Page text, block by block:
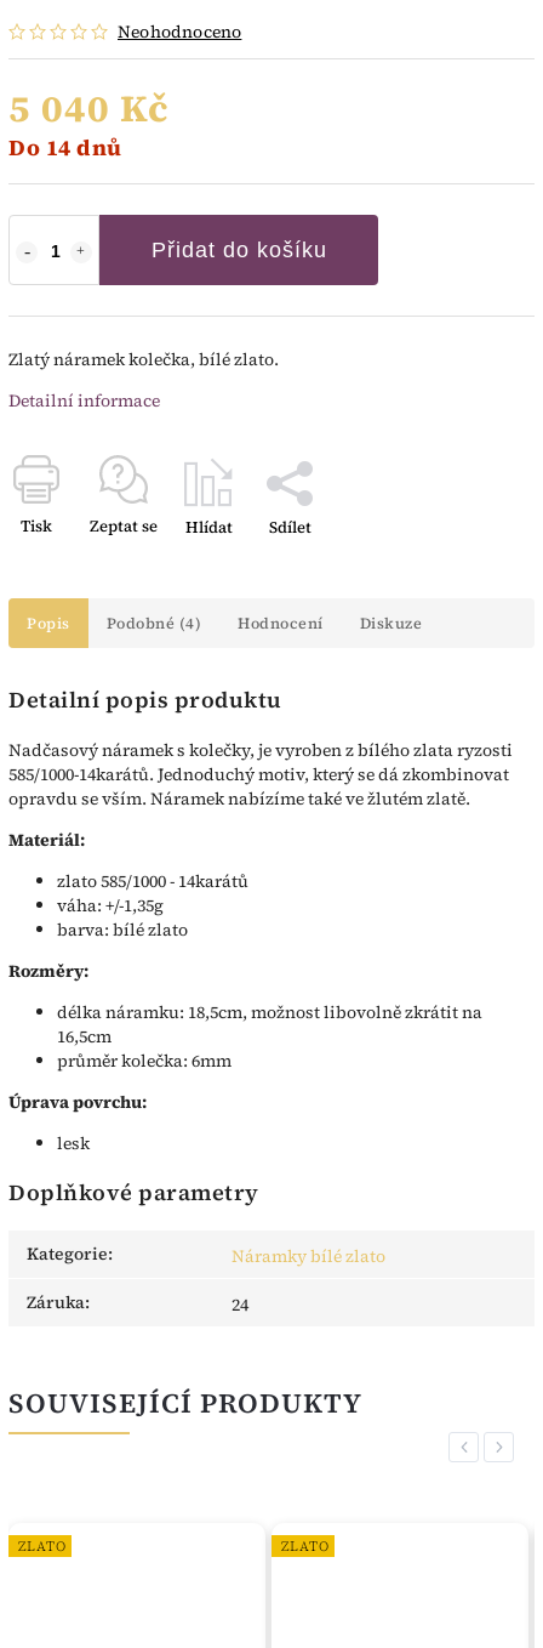
Neohodnoceno
5 040 Kč
Do 14 dnů
Přidat do košíku
Zlatý náramek kolečka, bílé zlato.
Detailní informace
Tisk Zeptat se Hlídat Sdílet
Popis Podobné (4) Hodnocení Diskuze
Detailní popis produktu
Nadčasový náramek s kolečky, je vyroben z bílého zlata ryzosti
585/1000-14karátů. Jednoduchý motiv, který se dá zkombinovat
opravdu se vším. Náramek nabízíme také ve žlutém zlatě.
Materiál:
zlato 585/1000 - 14karátů
váha: +/-1,35g
barva: bílé zlato
Rozměry:
délka náramku: 18,5cm, možnost libovolně zkrátit na
16,5cm
průměr kolečka: 6mm
Úprava povrchu:
lesk
Doplňkové parametry
Kategorie:
Náramky bílé zlato
Záruka: 24
SOUVISEJÍCÍ PRODUKTY
Previous
ZLATO ZLATO
Next